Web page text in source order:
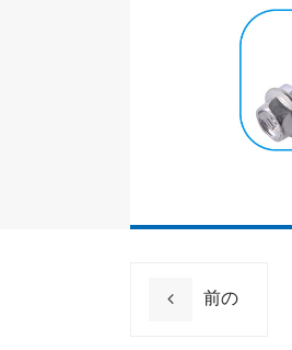
前の